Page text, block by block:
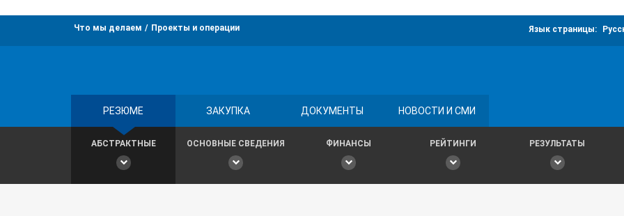
Что мы делаем Проекты и операции Язык страницы:
РЕЗЮМЕ ЗАКУПКА ДОКУМЕНТЫ НОВОСТИ И СМИ
АБСТРАКТНЫЕ ОСНОВНЫЕ СВЕДЕНИЯ ФИНАНСЫ РЕЙТИНГИ РЕЗУЛЬТАТЫ